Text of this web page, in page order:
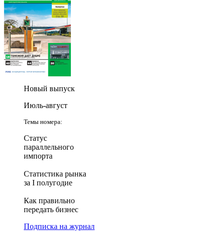
Новый выпуск
Июль-август
Темы номера:
Статус
параллельного
импорта
Статистика рынка
за I полугодие
Как правильно
передать бизнес
Подписка на журнал